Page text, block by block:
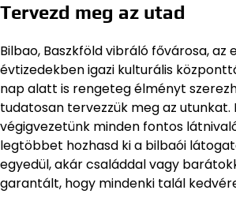
Tervezd meg az utad
Bilbao, Baszkföld vibráló fővárosa, az
évtizedekben igazi kulturális
nap alatt is rengeteg élményt
tudatosan tervezzük meg az utunkat.
végigvezetünk minden fontos
legtöbbet hozhasd ki a bilbaói
egyedül, akár családdal vagy
garantált, hogy mindenki talál